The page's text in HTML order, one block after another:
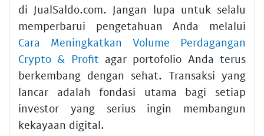
di JualSaldo.com. Jangan lupa untuk selalu
memperbarui pengetahuan Anda melalui
Cara Meningkatkan Volume Perdagangan
Crypto & Profit agar portofolio Anda terus
berkembang dengan sehat. Transaksi yang
lancar adalah fondasi utama bagi setiap
investor yang serius ingin membangun
kekayaan digital.